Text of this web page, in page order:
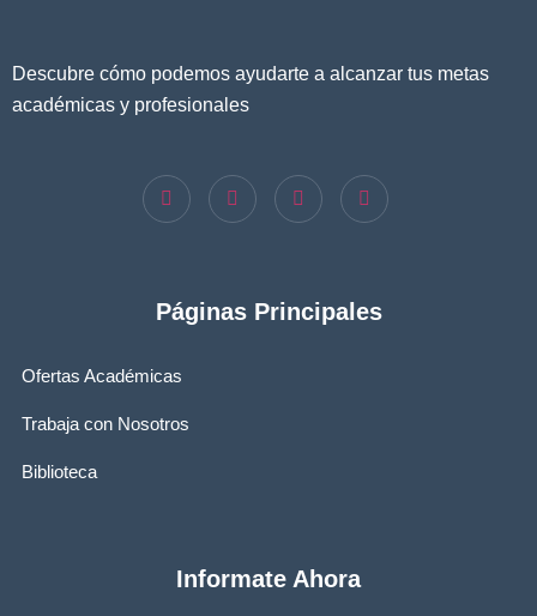
Descubre cómo podemos ayudarte a alcanzar tus metas
académicas y profesionales
Páginas Principales
Ofertas Académicas
Trabaja con Nosotros
Biblioteca
Informate Ahora